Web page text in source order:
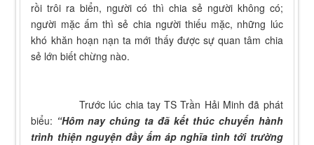
rồi trôi ra biển, người có thì chia sẻ người không có;
người mặc ấm thì sẻ chia người thiếu mặc, những lúc
khó khăn hoạn nạn ta mới thấy được sự quan tâm chia
sẻ lớn biết chừng nào.
Trước lúc chia tay TS Trần Hải Minh đã phát
biểu: “Hôm nay chúng ta đã kết thúc chuyến hành
trình thiệnnguyệnđầy ấm áp nghĩa tình tới trường